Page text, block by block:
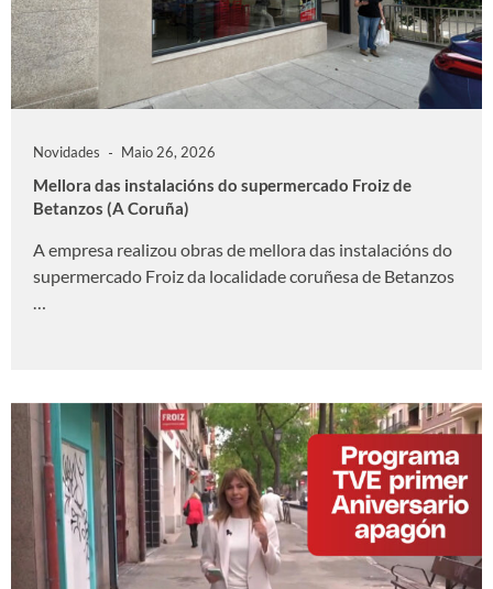
Novidades Maio 26, 2026
Mellora das instalacións do supermercado Froiz de
Betanzos (A Coruña)
A empresa realizou obras de mellora das instalacións do
supermercado Froiz da localidade coruñesa de Betanzos
…